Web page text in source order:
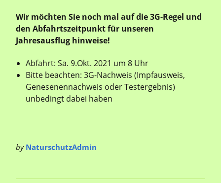
Wir möchten Sie noch mal auf die 3G-Regel und
den Abfahrtszeitpunkt für unseren
Jahresausflug hinweise!
Abfahrt: Sa. 9.Okt. 2021 um 8 Uhr
Bitte beachten: 3G-Nachweis (Impfausweis,
Genesenennachweis oder Testergebnis)
unbedingt dabei haben
by NaturschutzAdmin